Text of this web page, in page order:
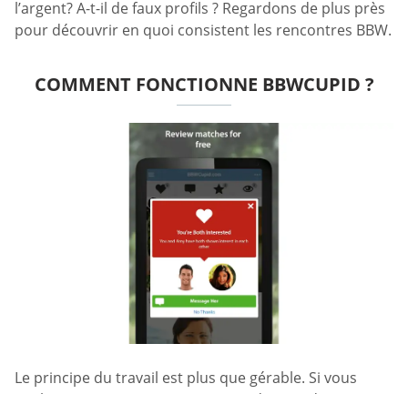
l’argent? A-t-il de faux profils ? Regardons de plus près
pour découvrir en quoi consistent les rencontres BBW.
COMMENT FONCTIONNE BBWCUPID ?
Le principe du travail est plus que gérable. Si vous